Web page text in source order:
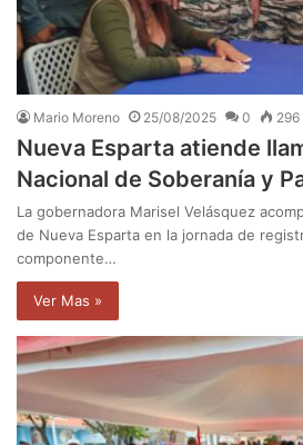
Mario Moreno 25/08/2025 0 296
Nueva Esparta atiende
Nacional de Soberanía y
La gobernadora Marisel Velásquez
de Nueva Esparta en la jornada de
componente…
Ver Mas »